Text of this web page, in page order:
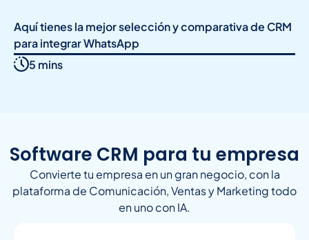
Aquí tienes la mejor selección y comparativa de CRM
para integrar WhatsApp
5 mins
Software CRM para tu empresa
Convierte tu empresa en un gran negocio, con la
plataforma de Comunicación, Ventas y Marketing todo
en uno con IA.